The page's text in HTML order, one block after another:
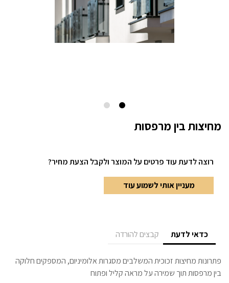
מחיצות בין מרפסות
רוצה לדעת עוד פרטים על המוצר ולקבל הצעת מחיר?
מעניין אותי לשמוע עוד
כדאי לדעת קבצים להורדה
פתרונות מחיצות זכוכית המשלבים מסגרות אלומיניום, המספקים חלוקה
בין מרפסות תוך שמירה על מראה קליל ופתוח